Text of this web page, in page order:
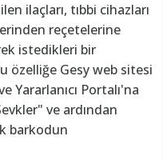
ilaçları, tıbbi cihazları
reçetelerine
istedikleri bir
özelliğe Gesy web sitesi
Yararlanıcı Portalı'na
ve ardından
barkodun